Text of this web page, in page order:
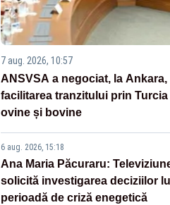
7 aug. 2026, 10:57
ANSVSA a negociat, la
facilitarea tranzitului prin
ovine și bovine
6 aug. 2026, 15:18
Ana Maria Păcuraru:
solicită investigarea deciziilor
perioadă de criză enegetică